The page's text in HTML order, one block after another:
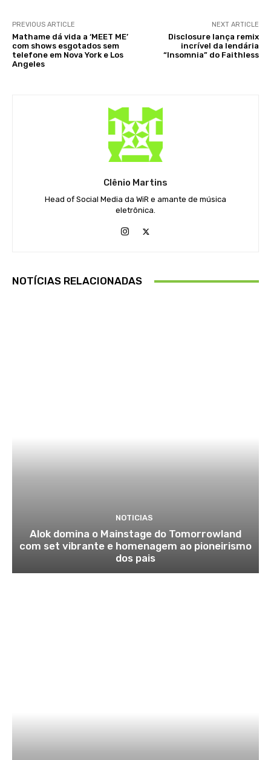
PREVIOUS ARTICLE
Mathame dá vida a ‘MEET ME’
com shows esgotados sem
telefone em Nova York e Los
Angeles
NEXT ARTICLE
Disclosure lança remix
incrível da lendária
“Insomnia” do Faithless
Clênio Martins
Head of Social Media da WiR e amante de música
eletrônica.
NOTÍCIAS RELACIONADAS
NOTICIAS
Alok domina o Mainstage do Tomorrowland
com set vibrante e homenagem ao pioneirismo
dos pais